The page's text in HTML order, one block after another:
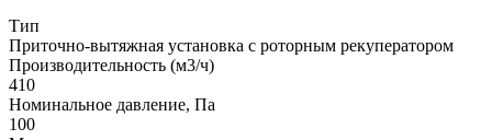
Тип
Приточно-вытяжная установка с роторным рекуператором
Производительность (м3/ч)
410
Номинальное давление, Па
100